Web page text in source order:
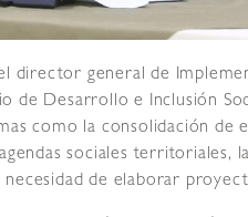
director general de
Desarrollo e Inclusión
como la consolidación de
sociales territoriales,
necesidad de elaborar